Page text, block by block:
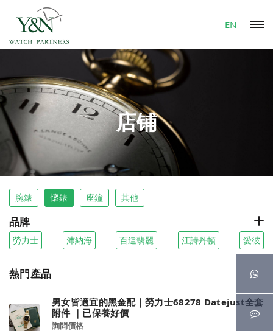
EN
店铺
腕錶 懷錶 座鐘 其他
品牌
勞力士 沛納海 百達翡麗 江詩丹頓 愛彼
熱門產品
男女皆適宜的黑金配｜勞力士68278 Datejust全套
附件 ｜已保養好價
詢問價格